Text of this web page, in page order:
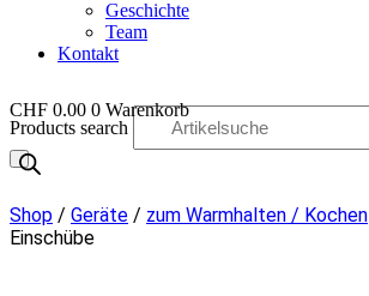
Geschichte
Team
Kontakt
CHF 0.00 0 Warenkorb
OO
Products search
Shop / Geräte / zum Warmhalten / Kochen
Einschübe